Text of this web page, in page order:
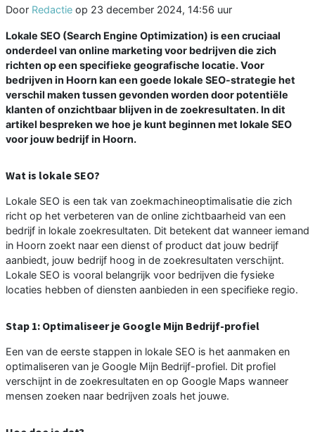
Door Redactie op 23 december 2024, 14:56 uur
Lokale SEO (Search Engine Optimization) is een cruciaal
onderdeel van online marketing voor bedrijven die zich
richten op een specifieke geografische locatie. Voor
bedrijven in Hoorn kan een goede lokale SEO-strategie het
verschil maken tussen gevonden worden door potentiële
klanten of onzichtbaar blijven in de zoekresultaten. In dit
artikel bespreken we hoe je kunt beginnen met lokale SEO
voor jouw bedrijf in Hoorn.
Wat is lokale SEO?
Lokale SEO is een tak van zoekmachineoptimalisatie die zich
richt op het verbeteren van de online zichtbaarheid van een
bedrijf in lokale zoekresultaten. Dit betekent dat wanneer iemand
in Hoorn zoekt naar een dienst of product dat jouw bedrijf
aanbiedt, jouw bedrijf hoog in de zoekresultaten verschijnt.
Lokale SEO is vooral belangrijk voor bedrijven die fysieke
locaties hebben of diensten aanbieden in een specifieke regio.
Stap 1: Optimaliseer je Google Mijn Bedrijf-profiel
Een van de eerste stappen in lokale SEO is het aanmaken en
optimaliseren van je Google Mijn Bedrijf-profiel. Dit profiel
verschijnt in de zoekresultaten en op Google Maps wanneer
mensen zoeken naar bedrijven zoals het jouwe.